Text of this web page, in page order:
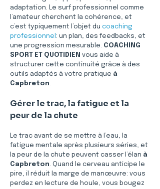
adaptation. Le surf professionnel comme
l’amateur cherchent la cohérence, et
c’est typiquement l’objet du coaching
professionnel : un plan, des feedbacks, et
une progression mesurable. COACHING
SPORT ET QUOTIDIEN vous aide à
structurer cette continuité grâce à des
outils adaptés à votre pratique à
Capbreton.
Gérer le trac, la fatigue et la
peur de la chute
Le trac avant de se mettre à l’eau, la
fatigue mentale après plusieurs séries, et
la peur de la chute peuvent casser l’élan à
Capbreton. Quand le cerveau anticipe le
pire, il réduit la marge de manœuvre: vous
perdez en lecture de houle, vous bougez